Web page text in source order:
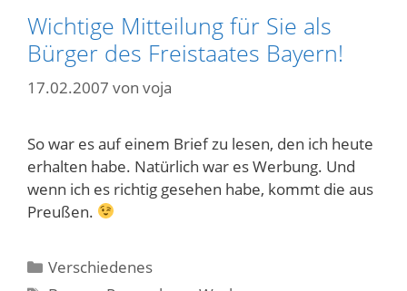
Wichtige Mitteilung für Sie als
Bürger des Freistaates Bayern!
17.02.2007 von voja
So war es auf einem Brief zu lesen, den ich heute
erhalten habe. Natürlich war es Werbung. Und
wenn ich es richtig gesehen habe, kommt die aus
Preußen.
Kategorien
Verschiedenes